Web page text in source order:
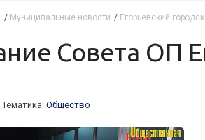
/ Муниципальные новости / Егорьевский
Совета ОП
Тематика: Общество